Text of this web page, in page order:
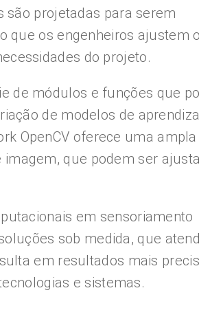
são projetadas para serem
que os engenheiros ajustem
do projeto.
de módulos e funções que
de modelos de
OpenCV oferece uma ampla
que podem ser
em sensoriamento
sob medida, que
em resultados mais
e sistemas.